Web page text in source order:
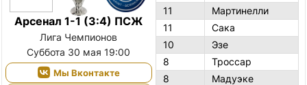
Арсенал 1-1 (3:4) ПСЖ
Лига Чемпионов
Суббота 30 мая 19:00
Мы Вконтакте
11
Мартинелли
11
Сака
10
Эзе
8
Троссар
8
Мадуэке